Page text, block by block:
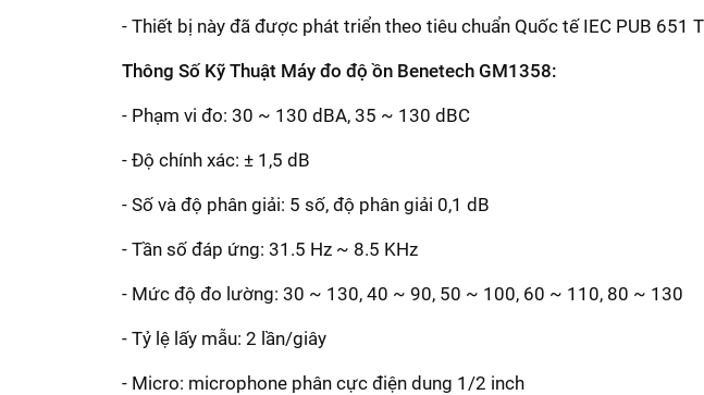
- Thiết bị này đã được phát triển theo tiêu chuẩn Quốc tế IEC PUB 651
Thông Số Kỹ Thuật Máy đo độ ồn Benetech GM1358:
- Phạm vi đo: 30 ~ 130 dBA, 35 ~ 130 dBC
- Độ chính xác: ± 1,5 dB
- Số và độ phân giải: 5 số, độ phân giải 0,1 dB
- Tần số đáp ứng: 31.5 Hz ~ 8.5 KHz
- Mức độ đo lường: 30 ~ 130, 40 ~ 90, 50 ~ 100, 60 ~ 110, 80 ~ 130
- Tỷ lệ lấy mẫu: 2 lần/giây
- Micro: microphone phân cực điện dung 1/2 inch